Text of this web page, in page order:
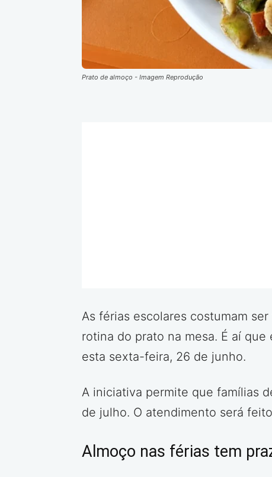
Prato de almoço - Imagem Reprodução
As férias escolares costumam
rotina do prato na mesa. É aí
esta sexta-feira, 26 de junho.
A iniciativa permite que famílias
de julho. O atendimento será
Almoço nas férias tem